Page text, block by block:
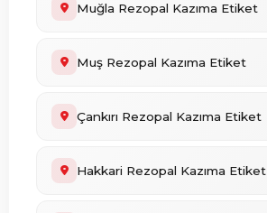
Muğla Rezopal Kazıma Etiket
Muş Rezopal Kazıma Etiket
Çankırı Rezopal Kazıma Etiket
Hakkari Rezopal Kazıma Etiket